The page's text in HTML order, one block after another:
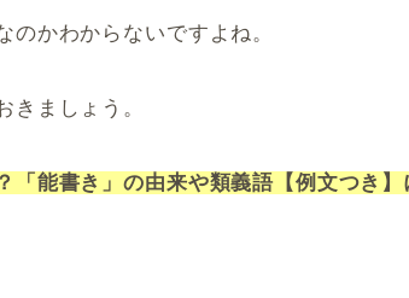
かわからないですよね。
きましょう。
「能書き」の由来や類義語【例文つき】